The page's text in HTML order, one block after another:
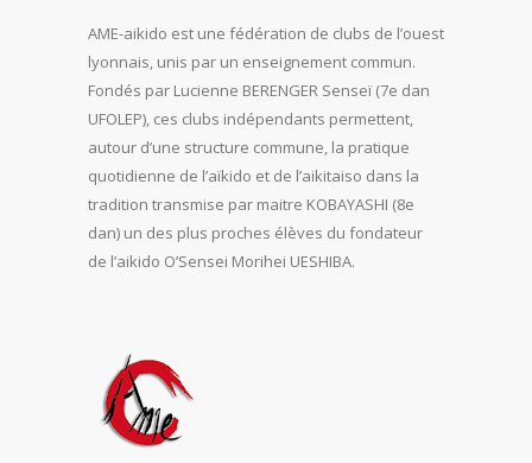
AME-aikido est une fédération de clubs de l’ouest
lyonnais, unis par un enseignement commun.
Fondés par Lucienne BERENGER Senseï (7e dan
UFOLEP), ces clubs indépendants permettent,
autour d’une structure commune, la pratique
quotidienne de l’aïkido et de l’aikitaiso dans la
tradition transmise par maitre KOBAYASHI (8e
dan) un des plus proches élèves du fondateur
de l’aikido O’Sensei Morihei UESHIBA.